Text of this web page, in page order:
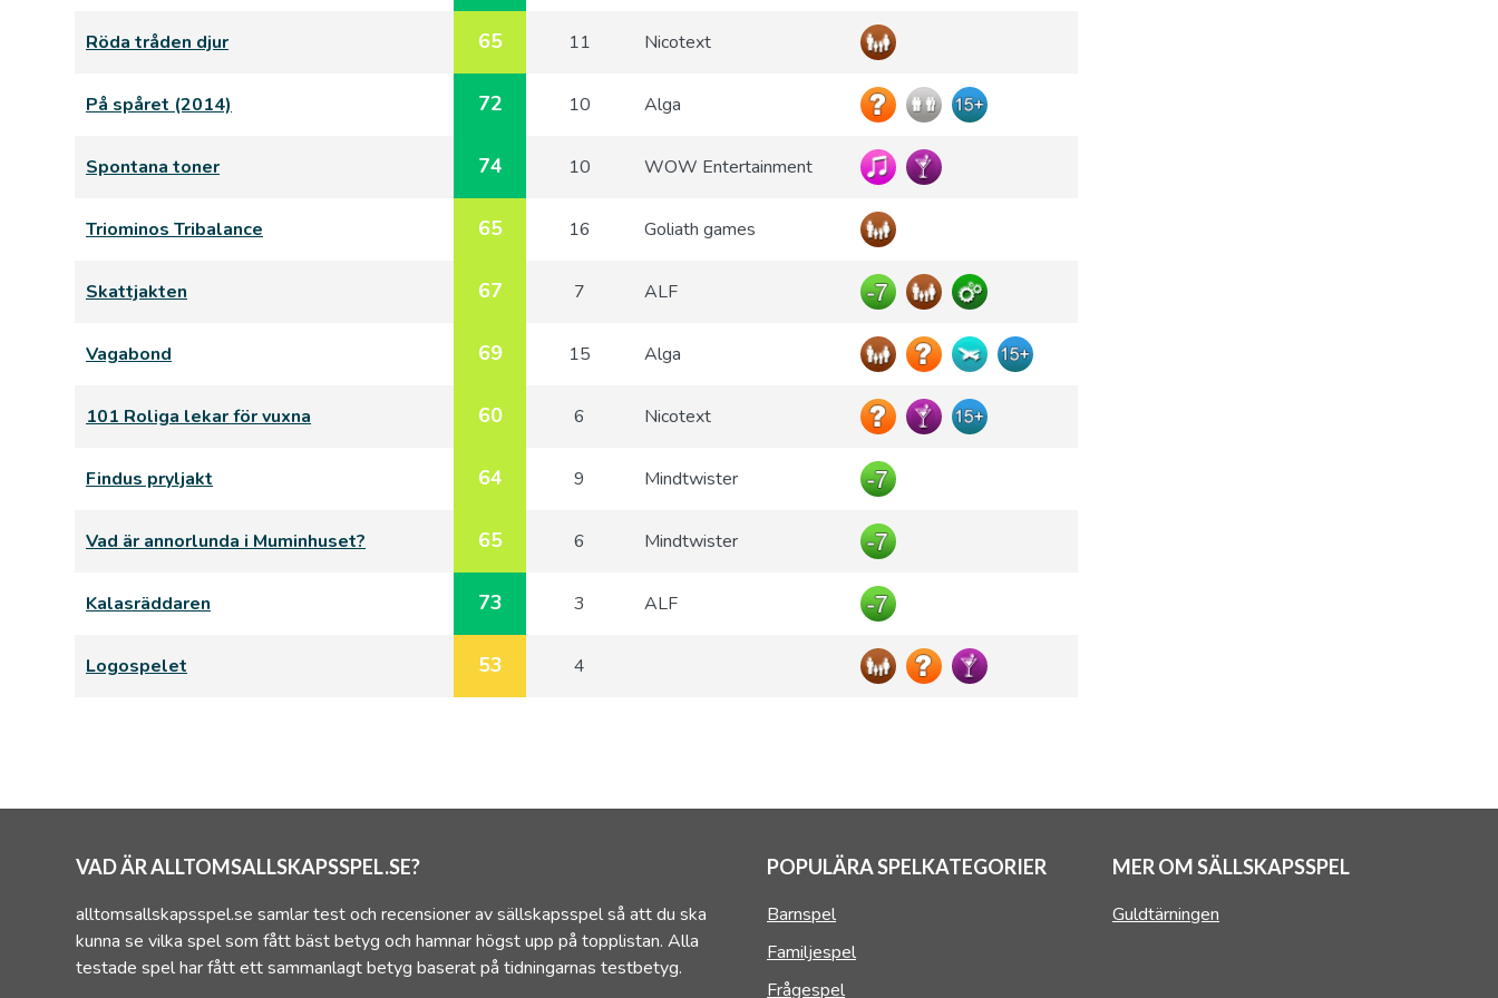
Röda tråden djur 65 11 Nicotext
På spåret (2014) 72 10 Alga
Spontana toner 74 10 WOW Entertainment
Triominos Tribalance 65 16 Goliath games
Skattjakten 67 7 ALF
Vagabond 69 15 Alga
101 Roliga lekar för vuxna 60 6 Nicotext
Findus pryljakt 64 9 Mindtwister
Vad är annorlunda i Muminhuset? 65 6 Mindtwister
Kalasräddaren 73 3 ALF
Logospelet 53 4
VAD ÄR ALLTOMSALLSKAPSSPEL.SE?
alltomsallskapsspel.se samlar test och recensioner av sällskapsspel så att du ska
kunna se vilka spel som fått bäst betyg och hamnar högst upp på topplistan. Alla
testade spel har fått ett sammanlagt betyg baserat på tidningarnas testbetyg.
POPULÄRA SPELKATEGORIER
Barnspel
Familjespel
Frågespel
MER OM SÄLLSKAPSSPEL
Guldtärningen